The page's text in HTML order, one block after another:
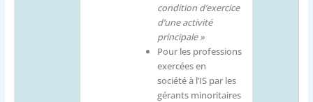
condition d’exercice
d’une activité
principale »
Pour les professions
exercées en
société à l’IS par les
gérants minoritaires